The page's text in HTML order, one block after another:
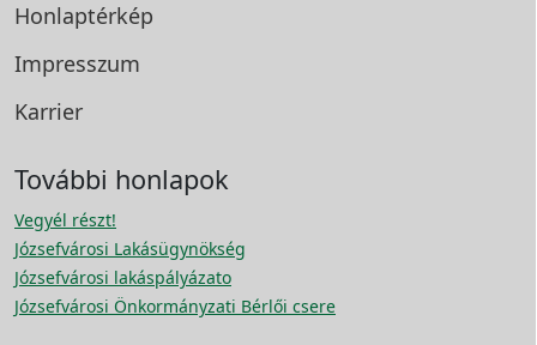
Honlaptérkép
Impresszum
Karrier
További honlapok
Vegyél részt!
Józsefvárosi Lakásügynökség
Józsefvárosi lakáspályázato
Józsefvárosi Önkormányzati Bérlői csere